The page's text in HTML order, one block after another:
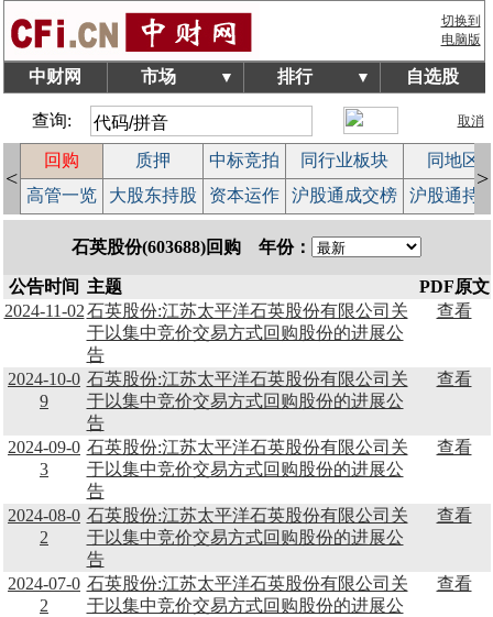
切换到
电脑版
中财网 市场 ▼ 排行 ▼ 自选股
查询: 取消
<
回购 质押 中标竞拍 同行业板块
同地区
高管一览 大股东持股 资本运作 沪股通成交榜 沪股通持
>
石英股份(603688)回购 年份：
公告时间 主题
PDF原文
2024-11-02石英股份:江苏太平洋石英股份有限公司关
于以集中竞价交易方式回购股份的进展公
告
查看
2024-10-0
9
石英股份:江苏太平洋石英股份有限公司关
于以集中竞价交易方式回购股份的进展公
告
查看
2024-09-0
3
石英股份:江苏太平洋石英股份有限公司关
于以集中竞价交易方式回购股份的进展公
告
查看
2024-08-0
2
石英股份:江苏太平洋石英股份有限公司关
于以集中竞价交易方式回购股份的进展公
告
查看
2024-07-0
2
石英股份:江苏太平洋石英股份有限公司关
于以集中竞价交易方式回购股份的进展公
查看